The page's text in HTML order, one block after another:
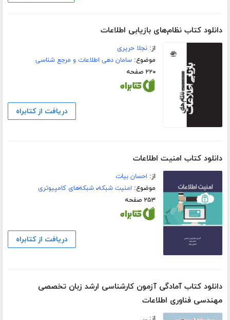
دانلود کتاب نظام‌های بازیابی اطلاعات
از:نجلا حریری
موضوع:سامان دهی اطلاعات و مرجع شناسی
۲۲۰ صفحه
دریافت از کتابراه
دانلود کتاب امنیت اطلاعات
از: احسان بیات
موضوع: امنیت شبکه،شبکه‌های کامپیوتری
۲۵۳ صفحه
دریافت از کتابراه
دانلود کتاب آمادگی آزمون کارشناسی ارشد زبان تخصصی
مهندسی فناوری اطلاعات